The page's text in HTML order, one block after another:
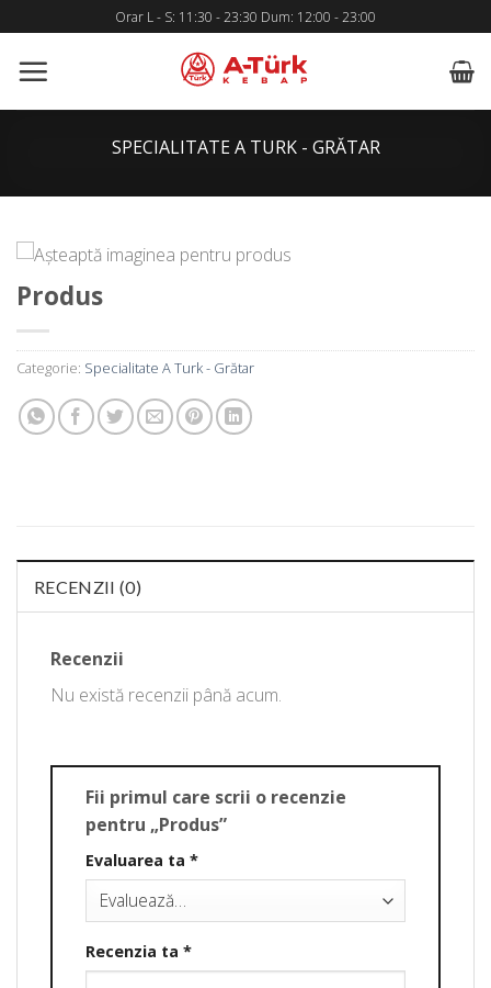
to
content
Orar L - S: 11:30 - 23:30 Dum: 12:00 - 23:00
SPECIALITATE A TURK - GRĂTAR
Produs
Categorie: Specialitate A Turk - Grătar
RECENZII (0)
Recenzii
Nu există recenzii până acum.
Fii primul care scrii o recenzie
pentru „Produs”
Evaluarea ta *
Recenzia ta *